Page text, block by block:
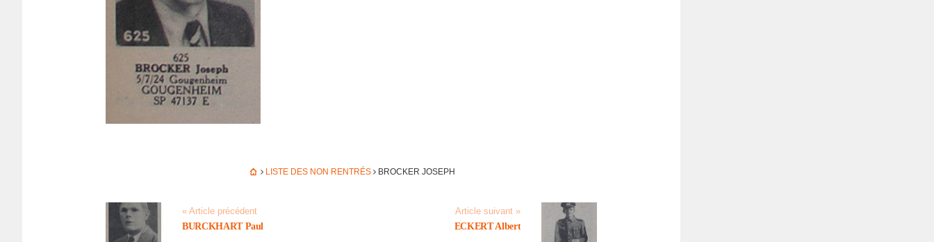
LISTE DES NON RENTRÉS BROCKER JOSEPH
« Article précédent
BURCKHART Paul
Article suivant »
ECKERT Albert